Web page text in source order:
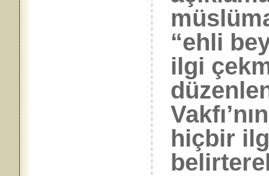
“ehli
ilgi
hiçbir